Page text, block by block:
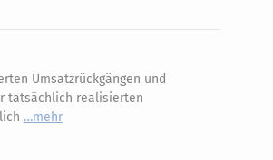
Umsatzrückgängen und
tatsächlich realisierten
mehr